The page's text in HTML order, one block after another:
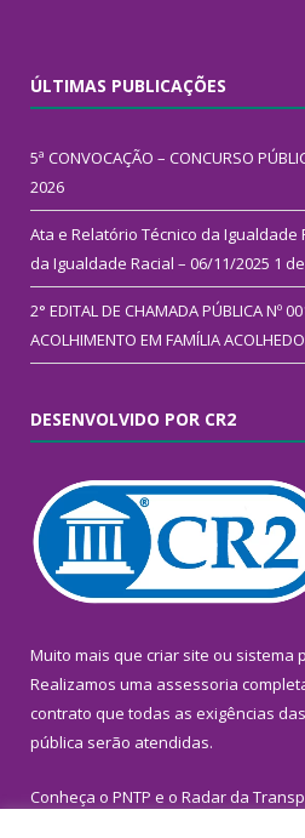
ÚLTIMAS PUBLICAÇÕES
5ª CONVOCAÇÃO – CONCURSO
2026
Ata e Relatório Técnico da
da Igualdade Racial – 06/11/2025 1
2° EDITAL DE CHAMADA PÚBLICA Nº
ACOLHIMENTO EM FAMÍLIA
DESENVOLVIDO POR CR2
Muito mais que criar site ou sistema
Realizamos uma assessoria
contrato que todas as exigências das
pública serão atendidas.
Conheça o PNTP e o Radar da